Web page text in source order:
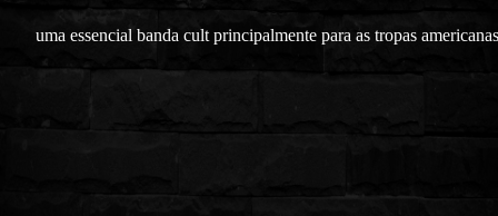
uma essencial banda cult principalmente para as tropas americanas